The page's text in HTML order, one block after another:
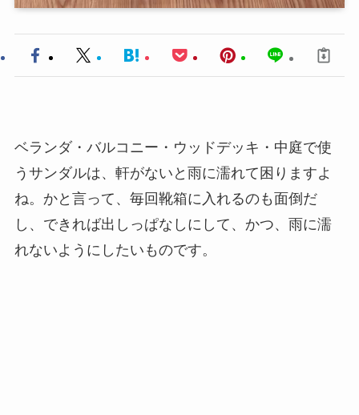
ベランダ・バルコニー・ウッドデッキ・中庭で使
うサンダルは、軒がないと雨に濡れて困りますよ
ね。かと言って、毎回靴箱に入れるのも面倒だ
し、できれば出しっぱなしにして、かつ、雨に濡
れないようにしたいものです。